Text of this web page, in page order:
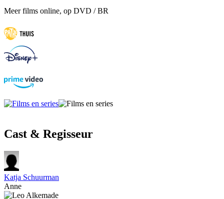
Meer films online, op DVD / BR
Cast & Regisseur
Katja Schuurman
Anne